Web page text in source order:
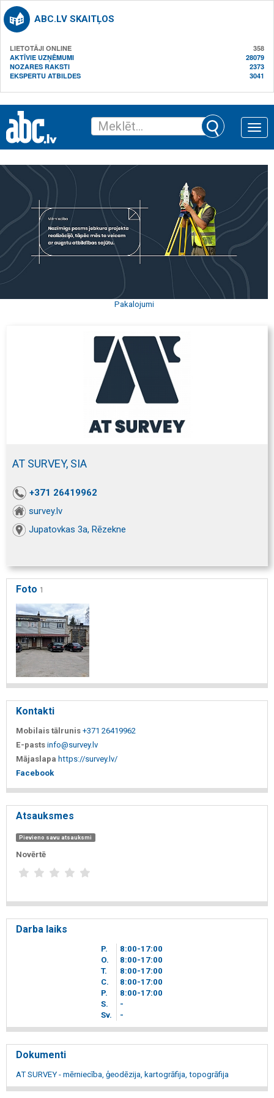
ABC.LV SKAITĻOS
LIETOTĀJI ONLINE
358
AKTĪVIE UZŅĒMUMI
28079
NOZARES RAKSTI
2373
EKSPERTU ATBILDES
3041
Toggle
Pakalojumi
AT SURVEY, SIA
+371 26419962
survey.lv
Jupatovkas 3a, Rēzekne
Foto 1
Kontakti
Mobilais tālrunis +371 26419962
E-pasts info@survey.lv
Mājaslapa https://survey.lv/
Facebook
Atsauksmes
Pievieno savu atsauksmi
Novērtē
Darba laiks
P. 8 00-17 00
O.
8 00-17 00
T.
8 00-17 00
C.
8 00-17 00
P.
8 00-17 00
S.
-
Sv.
-
Dokumenti
AT SURVEY - mērniecība, ģeodēzija, kartogrāfija, topogrāfija